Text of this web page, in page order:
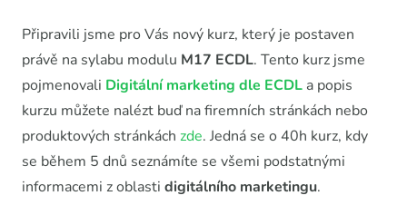
Připravili jsme pro Vás nový kurz, který je postaven
právě na sylabu modulu M17 ECDL. Tento kurz jsme
pojmenovali Digitální marketing dle ECDL a popis
kurzu můžete nalézt buď na firemních stránkách nebo
produktových stránkách zde. Jedná se o 40h kurz, kdy
se během 5 dnů seznámíte se všemi podstatnými
informacemi z oblasti digitálního marketingu.